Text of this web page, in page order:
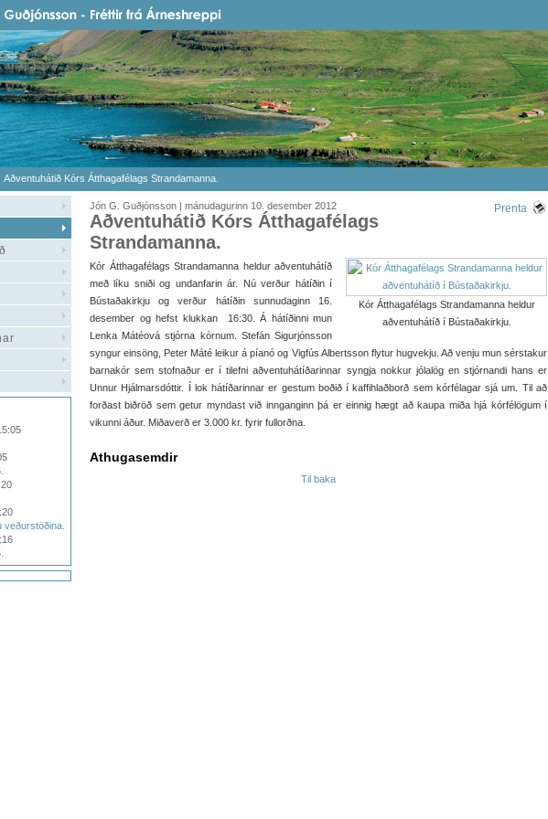
Aðventuhátið Kórs Átthagafélags Strandamanna.
veðurstöðina.
Jón G. Guðjónsson | mánudagurinn 10. desember 2012 Prenta
Aðventuhátið Kórs Átthagafélags
Strandamanna.
Kór Átthagafélags Strandamanna heldur
aðventuhátíð í Bústaðakirkju.
Kór Átthagafélags Strandamanna heldur aðventuhátíð
með líku sniði og undanfarin ár. Nú verður hátíðin í
Bústaðakirkju og verður hátíðin sunnudaginn 16.
desember og hefst klukkan 16:30. Á hátíðinni mun
Lenka Mátéová stjórna kórnum. Stefán Sigurjónsson
syngur einsöng, Peter Máté leikur á píanó og Vigfús Albertsson flytur hugvekju. Að venju mun sérstakur
barnakór sem stofnaður er í tilefni aðventuhátíðarinnar syngja nokkur jólalög en stjórnandi hans er
Unnur Hjálmarsdóttir. Í lok hátíðarinnar er gestum boðið í kaffihlaðborð sem kórfélagar sjá um. Til að
forðast biðröð sem getur myndast við innganginn þá er einnig hægt að kaupa miða hjá kórfélögum í
vikunni áður. Miðaverð er 3.000 kr. fyrir fullorðna.
Athugasemdir
Til baka